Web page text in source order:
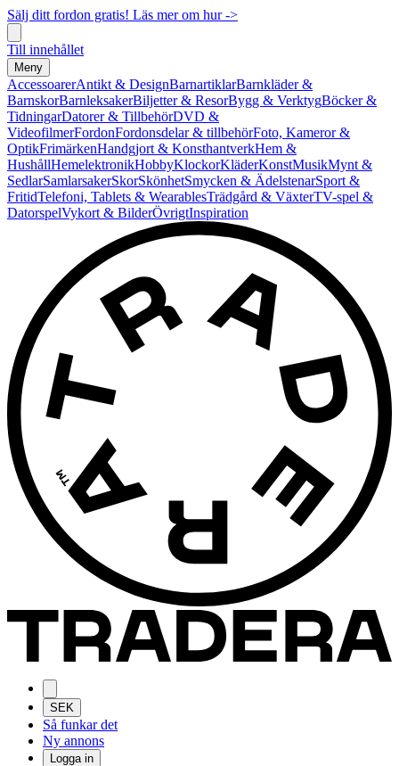
Sälj ditt fordon gratis! Läs mer om hur ->
Till innehållet
Meny
AccessoarerAntikt & DesignBarnartiklarBarnkläder &
BarnskorBarnleksakerBiljetter & ResorBygg & VerktygBöcker &
TidningarDatorer & TillbehörDVD &
VideofilmerFordonFordonsdelar & tillbehörFoto, Kameror &
OptikFrimärkenHandgjort & KonsthantverkHem &
HushållHemelektronikHobbyKlockorKläderKonstMusikMynt &
SedlarSamlarsakerSkorSkönhetSmycken & ÄdelstenarSport &
FritidTelefoni, Tablets & WearablesTrädgård & VäxterTV-spel &
DatorspelVykort & BilderÖvrigtInspiration
SEK
Så funkar det
Ny annons
Logga in